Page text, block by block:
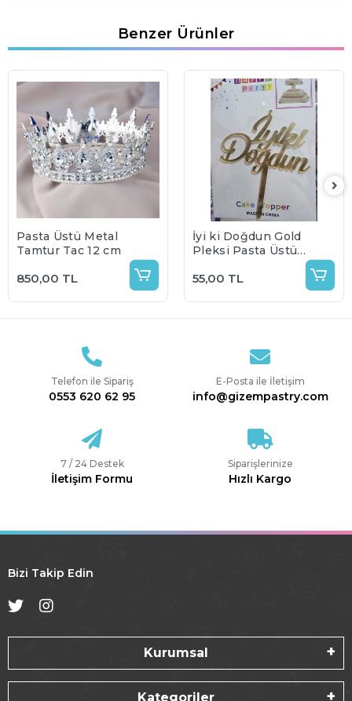
Benzer Ürünler
Pasta Üstü Metal
Tamtur Taç 12 cm
850,00 TL
İyi ki Doğdun Gold
Pleksi Pasta Üstü
55,00 TL
Telefon ile Sipariş
0553 620 62 95
E-Posta ile İletişim
info@gizempastry.com
7 / 24 Destek
İletişim Formu
Siparişlerinize
Hızlı Kargo
Bizi Takip Edin
Kurumsal
Kategoriler